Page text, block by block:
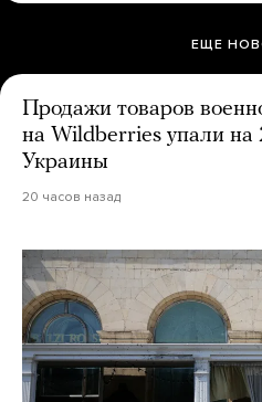
ЕЩЕ
Продажи товаров
на Wildberries упали на
Украины
20 часов назад